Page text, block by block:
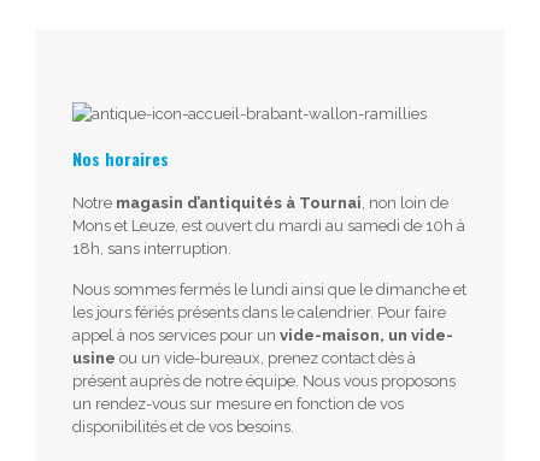
Nos horaires
Notre magasin d’antiquités à Tournai , non loin de
Mons et Leuze, est ouvert du mardi au samedi de 10h à
18h, sans interruption.
Nous sommes fermés le lundi ainsi que le dimanche et
les jours fériés présents dans le calendrier. Pour faire
appel à nos services pour un vide-maison, un vide-
usine ou un vide-bureaux, prenez contact dès à
présent auprès de notre équipe. Nous vous proposons
un rendez-vous sur mesure en fonction de vos
disponibilités et de vos besoins.